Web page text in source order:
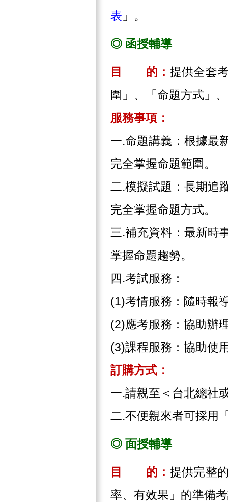
表 」。
◎ 函授輔導
目 的： 提供全套
圍」、「命題方式」
服務事項：
一.命題講義：根據最
完全掌握命題範圍。
二.模擬試題：長期追
完全掌握命題方式。
三.補充資料：最新時
掌握命題趨勢。
四.考試服務：
(1)考情服務：隨時報
(2)應考服務：協助辦
(3)課程服務：協助使
訂購方式：
一.請親至＜台北總社
二.不便親來者可採用
◎ 面授輔導
目 的： 提供完整
率、有效果」的準備